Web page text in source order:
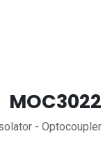
MOC3022
- Optocoupler